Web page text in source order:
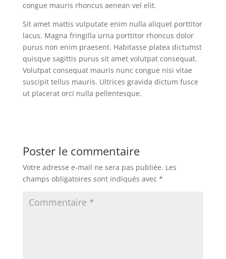
congue mauris rhoncus aenean vel elit.
Sit amet mattis vulputate enim nulla aliquet porttitor
lacus. Magna fringilla urna porttitor rhoncus dolor
purus non enim praesent. Habitasse platea dictumst
quisque sagittis purus sit amet volutpat consequat.
Volutpat consequat mauris nunc congue nisi vitae
suscipit tellus mauris. Ultrices gravida dictum fusce
ut placerat orci nulla pellentesque.
Poster le commentaire
Votre adresse e-mail ne sera pas publiée. Les
champs obligatoires sont indiqués avec *